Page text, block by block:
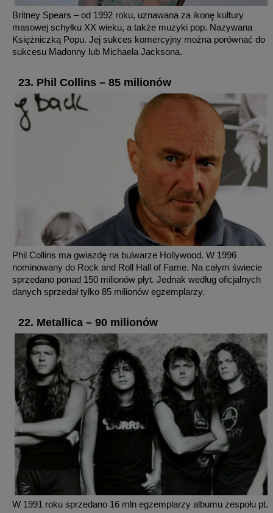
Britney Spears – od 1992 roku, uznawana za ikonę kultury
masowej schyłku XX wieku, a także muzyki pop. Nazywana
Księżniczką Popu. Jej sukces komercyjny można porównać do
sukcesu Madonny lub Michaela Jacksona.
23. Phil Collins – 85 milionów
Phil Collins ma gwiazdę na bulwarze Hollywood. W 1996
nominowany do Rock and Roll Hall of Fame. Na całym świecie
sprzedano ponad 150 milionów płyt. Jednak według oficjalnych
danych sprzedał tylko 85 milionów egzemplarzy.
22. Metallica – 90 milionów
W 1991 roku sprzedano 16 mln egzemplarzy albumu zespołu pt.